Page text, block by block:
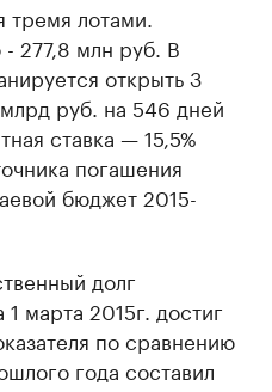
тремя лотами.
- 277,8 млн руб. В
открыть 3
руб. на 546 дней
ставка — 15,5%
погашения
бюджет 2015-
долг
марта 2015г. достиг
по сравнению
года составил